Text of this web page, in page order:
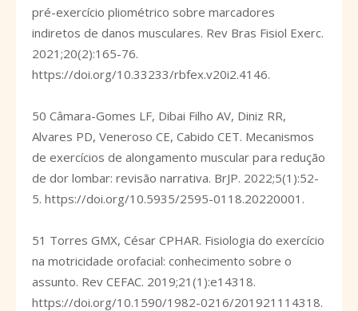
pré-exercício pliométrico sobre marcadores
indiretos de danos musculares. Rev Bras Fisiol Exerc.
2021;20(2):165-76.
https://doi.org/10.33233/rbfex.v20i2.4146.
50 Câmara-Gomes LF, Dibai Filho AV, Diniz RR,
Alvares PD, Veneroso CE, Cabido CET. Mecanismos
de exercícios de alongamento muscular para redução
de dor lombar: revisão narrativa. BrJP. 2022;5(1):52-
5. https://doi.org/10.5935/2595-0118.20220001 .
51 Torres GMX, César CPHAR. Fisiologia do exercício
na motricidade orofacial: conhecimento sobre o
assunto. Rev CEFAC. 2019;21(1):e14318.
https://doi.org/10.1590/1982-0216/201921114318.